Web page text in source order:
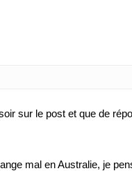
sur le post et que de
mal en Australie, je